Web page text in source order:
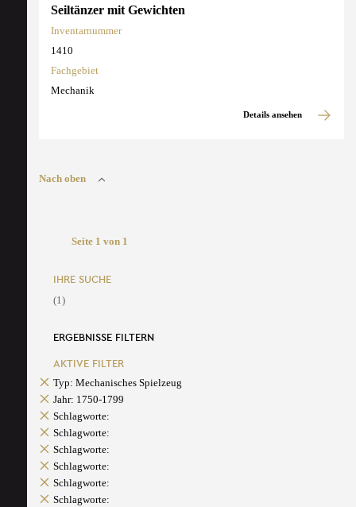
Seiltänzer mit Gewichten
Inventarnummer
1410
Fachgebiet
Mechanik
Details ansehen
Nach oben
Seite 1 von 1
IHRE SUCHE
(1)
ERGEBNISSE FILTERN
AKTIVE FILTER
Typ: Mechanisches Spielzeug
Jahr: 1750-1799
Schlagworte:
Schlagworte:
Schlagworte:
Schlagworte:
Schlagworte:
Schlagworte: